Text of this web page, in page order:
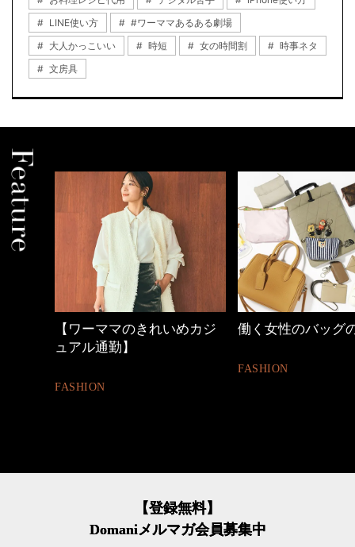
LINE使い方
#ワーママあるある劇場
大人かっこいい
時短 女の時間割
時事ネタ
文房具
働く女性のバッグの中身
心地よくいられる
【登録無料】
Domaniメルマガ会員募集中